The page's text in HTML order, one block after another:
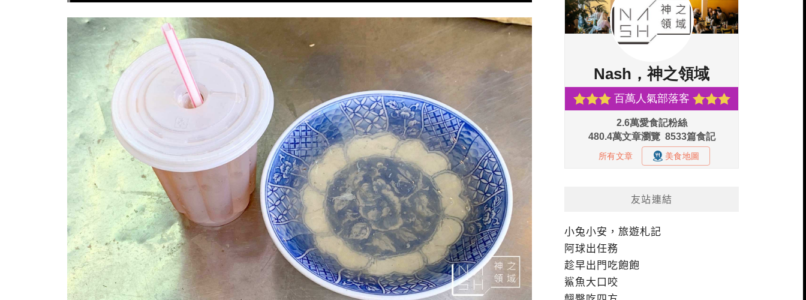
友站連結
小兔小安，旅遊札記
阿球出任務
趁早出門吃飽飽
鯊魚大口咬